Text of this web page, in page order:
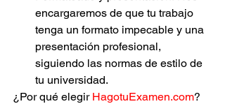
encargaremos de que tu trabajo
tenga un formato impecable y una
presentación profesional,
siguiendo las normas de estilo de
tu universidad.
¿Por qué elegir HagotuExamen.com?